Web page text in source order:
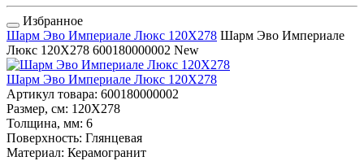
Избранное
Шарм Эво Империале Люкс 120Х278 Шарм Эво Империале
Люкс 120Х278 600180000002 New
Шарм Эво Империале Люкс 120Х278
Артикул товара: 600180000002
Размер, см: 120Х278
Толщина, мм: 6
Поверхность: Глянцевая
Материал: Керамогранит